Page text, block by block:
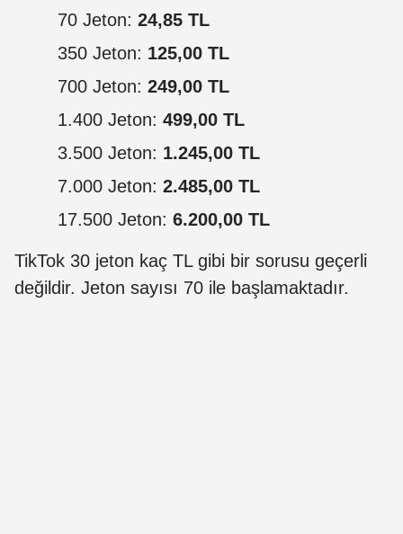
70 Jeton: 24,85 TL
350 Jeton: 125,00 TL
700 Jeton: 249,00 TL
1.400 Jeton: 499,00 TL
3.500 Jeton: 1.245,00 TL
7.000 Jeton: 2.485,00 TL
17.500 Jeton: 6.200,00 TL
TikTok 30 jeton kaç TL gibi bir sorusu geçerli
değildir. Jeton sayısı 70 ile başlamaktadır.